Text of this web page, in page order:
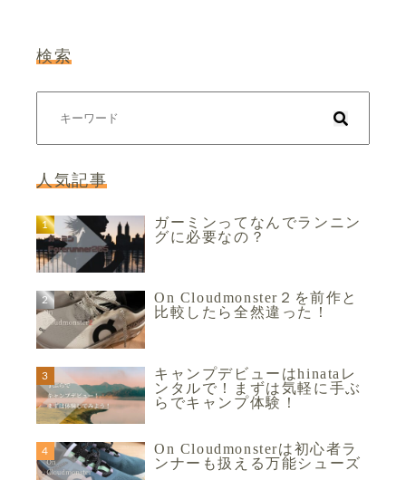
検索
人気記事
ガーミンってなんでランニン
グに必要なの？
On Cloudmonster２を前作と
比較したら全然違った！
キャンプデビューはhinataレ
ンタルで！まずは気軽に手ぶ
らでキャンプ体験！
On Cloudmonsterは初心者ラ
ンナーも扱える万能シューズ